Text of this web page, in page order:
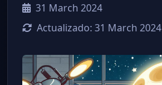
31 March 2024
Actualizado: 31 March 2024